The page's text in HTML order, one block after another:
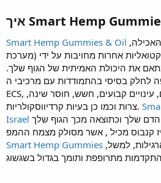
Smart Hemp Gummies & Oil
אחרות מחויבות על ידי (מערכת
מתאם את היכולת האמיתית של הגוף שלך.
לחלק בסיסי בהתמודדות עם מרכיבי ה-
ECS, שקשור בבירור ליתר לחץ דם, עינויים קבועים, חשש, חוסר שינה,
צרות וכמו כן בעיות קרדיווסקולריות.
Israel
Smart Hemp Gummies למשל,